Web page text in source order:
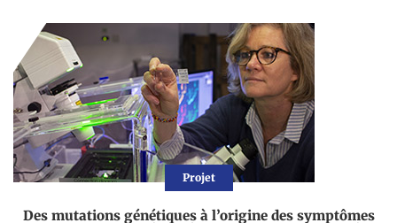
Projet
Des mutations génétiques à l’origine des symptômes